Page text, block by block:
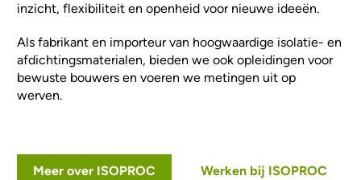
inzicht, flexibiliteit en openheid voor nieuwe ideeën.
Als fabrikant en importeur van hoogwaardige isolatie- en
afdichtingsmaterialen, bieden we ook opleidingen voor
bewuste bouwers en voeren we metingen uit op
werven.
Meer over ISOPROC Werken bij ISOPROC